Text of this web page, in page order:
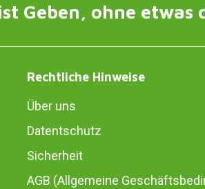
Geben, ohne
Rechtliche Hinweise
Über uns
Datentschutz
Sicherheit
AGB (Allgemeine